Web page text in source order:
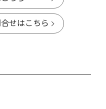
せはこちら